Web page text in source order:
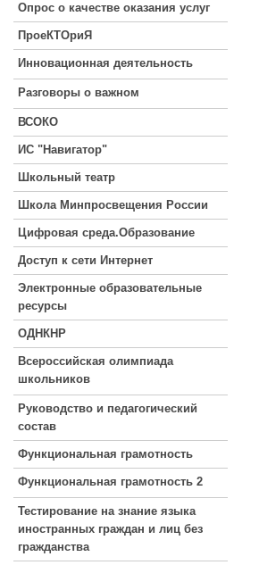
Опрос о качестве оказания услуг
ПроеКТОриЯ
Инновационная деятельность
Разговоры о важном
ВСОКО
ИС "Навигатор"
Школьный театр
Школа Минпросвещения России
Цифровая среда.Образование
Доступ к сети Интернет
Электронные образовательные
ресурсы
ОДНКНР
Всероссийская олимпиада
школьников
Руководство и педагогический
состав
Функциональная грамотность
Функциональная грамотность 2
Тестирование на знание языка
иностранных граждан и лиц без
гражданства